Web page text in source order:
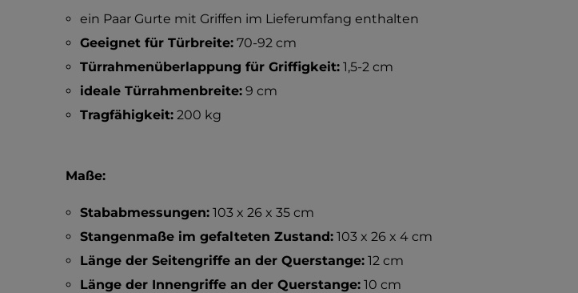
ein Paar Gurte mit Griffen im Lieferumfang enthalten
Geeignet für Türbreite:70-92 cm
Türrahmenüberlappung für Griffigkeit:1,5-2 cm
ideale Türrahmenbreite:9 cm
Tragfähigkeit:200 kg
Maße:
Stababmessungen:103 x 26 x 35 cm
Stangenmaße im gefalteten Zustand:103 x 26 x 4 cm
Länge der Seitengriffe an der Querstange:12 cm
Länge der Innengriffe an der Querstange:10 cm